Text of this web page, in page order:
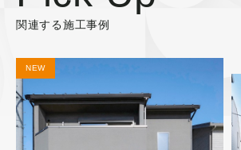
関連する施工事例